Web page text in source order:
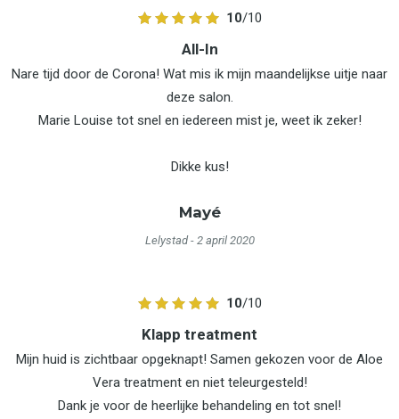
10/10
All-In
Nare tijd door de Corona! Wat mis ik mijn maandelijkse uitje naar
deze salon.
Marie Louise tot snel en iedereen mist je, weet ik zeker!
Dikke kus!
Mayé
Lelystad- 2 april 2020
10/10
Klapp treatment
Mijn huid is zichtbaar opgeknapt! Samen gekozen voor de Aloe
Vera treatment en niet teleurgesteld!
Dank je voor de heerlijke behandeling en tot snel!